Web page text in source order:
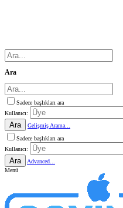
Ara
Sadece başlıkları ara
Kullanıcı:
Ara
Gelişmiş Arama...
Sadece başlıkları ara
Kullanıcı:
Ara
Advanced...
Menü